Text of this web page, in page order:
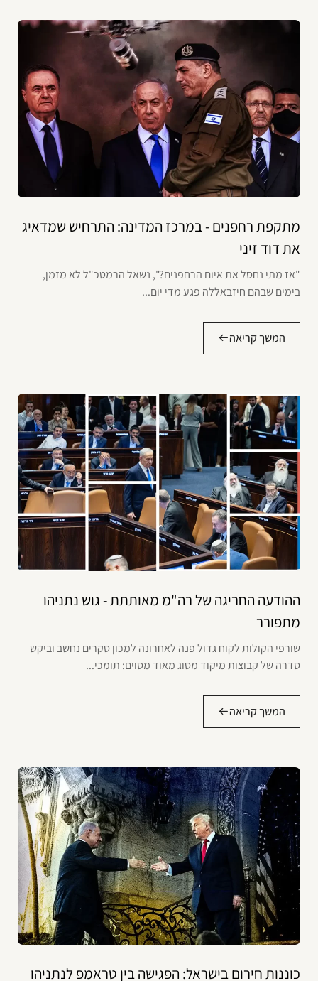
מתקפת רחפנים - במרכז המדינה: התרחיש שמדאיג
את דוד זיני
"אז מתי נחסל את איום הרחפנים?", נשאל הרמטכ"ל לא מזמן,
בימים שבהם חיזבאללה פגע מדי יום...
המשך קריאה
ההודעה החריגה של רה"מ מאותתת - גוש נתניהו
מתפורר
שורפי הקולות לקוח גדול פנה לאחרונה למכון סקרים נחשב וביקש
סדרה של קבוצות מיקוד מסוג מאוד מסוים: תומכי...
המשך קריאה
כוננות חירום בישראל: הפגישה בין טראמפ לנתניהו